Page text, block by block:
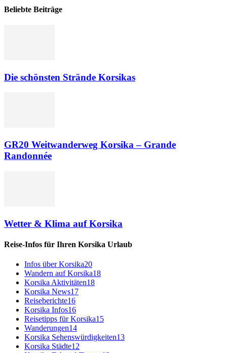
Beliebte Beiträge
Die schönsten Strände Korsikas
GR20 Weitwanderweg Korsika – Grande
Randonnée
Wetter & Klima auf Korsika
Reise-Infos für Ihren Korsika Urlaub
Infos über Korsika20
Wandern auf Korsika18
Korsika Aktivitäten18
Korsika News17
Reiseberichte16
Korsika Infos16
Reisetipps für Korsika15
Wanderungen14
Korsika Sehenswürdigkeiten13
Korsika Städte12